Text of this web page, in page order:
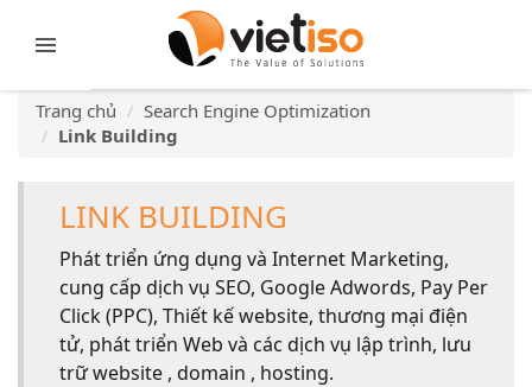
Trang chủ
Search Engine Optimization
Link Building
LINK BUILDING
Phát triển ứng dụng và Internet Marketing,
cung cấp dịch vụ SEO, Google Adwords, Pay Per
Click (PPC), Thiết kế website, thương mại điện
tử, phát triển Web và các dịch vụ lập trình, lưu
trữ website , domain , hosting.